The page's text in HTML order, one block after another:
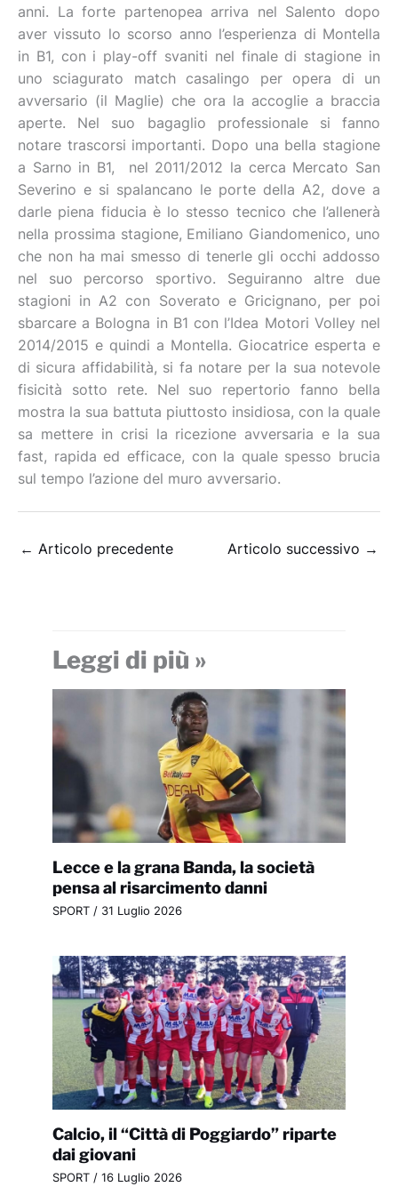
anni. La forte partenopea arriva nel Salento dopo
aver vissuto lo scorso anno l’esperienza di Montella
in B1, con i play-off svaniti nel finale di stagione in
uno sciagurato match casalingo per opera di un
avversario (il Maglie) che ora la accoglie a braccia
aperte. Nel suo bagaglio professionale si fanno
notare trascorsi importanti. Dopo una bella stagione
a Sarno in B1, nel 2011/2012 la cerca Mercato San
Severino e si spalancano le porte della A2, dove a
darle piena fiducia è lo stesso tecnico che l’allenerà
nella prossima stagione, Emiliano Giandomenico, uno
che non ha mai smesso di tenerle gli occhi addosso
nel suo percorso sportivo. Seguiranno altre due
stagioni in A2 con Soverato e Gricignano, per poi
sbarcare a Bologna in B1 con l’Idea Motori Volley nel
2014/2015 e quindi a Montella. Giocatrice esperta e
di sicura affidabilità, si fa notare per la sua notevole
fisicità sotto rete. Nel suo repertorio fanno bella
mostra la sua battuta piuttosto insidiosa, con la quale
sa mettere in crisi la ricezione avversaria e la sua
fast, rapida ed efficace, con la quale spesso brucia
sul tempo l’azione del muro avversario.
← Articolo precedente Articolo successivo →
Leggi di più »
Lecce e la grana Banda, la società
pensa al risarcimento danni
SPORT/ 31 Luglio 2026
Calcio, il “Città di Poggiardo” riparte
dai giovani
SPORT/ 16 Luglio 2026